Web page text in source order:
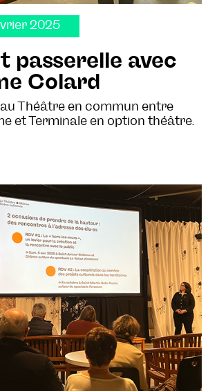
2025
passerelle avec
Colard
Théâtre en commun entre
et Terminale en option théâtre.